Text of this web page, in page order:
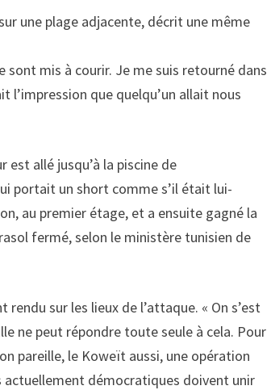
une plage adjacente, décrit une même
sont mis à courir. Je me suis retourné dans
l’impression que quelqu’un allait nous
est allé jusqu’à la piscine de
portait un short comme s’il était lui-
au premier étage, et a ensuite gagné la
fermé, selon le ministère tunisien de
sur les lieux de l’attaque. « On s’est
ne peut répondre toute seule à cela. Pour
pareille, le Koweït aussi, une opération
actuellement démocratiques doivent unir